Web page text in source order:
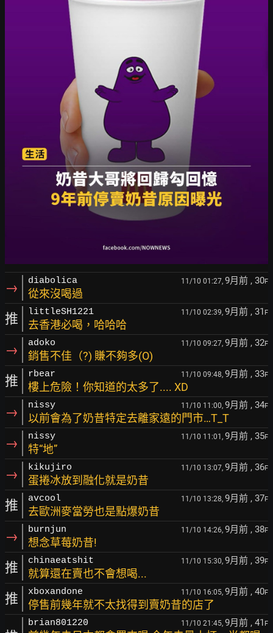
→ diabolica 11/10 01:27, 9月前 , 30F
從來沒喝過
推 littleSH1221 11/10 02:39, 9月前 , 31 F
去香港必喝，哈哈哈
→ adoko 11/10 09:27, 9月前 , 32F
銷售不佳（?) 賺不夠多(O)
推 rbear 11/10 09:48, 9月前 , 33F
樓上危險！你知道的太多了.... XD
→ nissy 11/10 11:00, 9月前 , 34F
以前會為了奶昔特定去離家遠的門市…T_T
→ nissy 11/10 11:01, 9月前 , 35F
特“地”
→ kikujiro 11/10 13:07, 9月前 , 36F
蛋捲冰放到融化就是奶昔
推 avcool 11/10 13:28, 9月前 , 37F
去歐洲麥當勞也是點爆奶昔
→ burnjun 11/10 14:26, 9月前 , 38F
想念草莓奶昔!
推 chinaeatshit 11/10 15:30, 9月前 , 39F
就算還在賣也不會想喝...
推 xboxandone 11/10 16:05, 9月前 , 40F
停售前幾年就不太找得到賣奶昔的店了
brian801220 11/10 21:45, 9月前 , 41 F